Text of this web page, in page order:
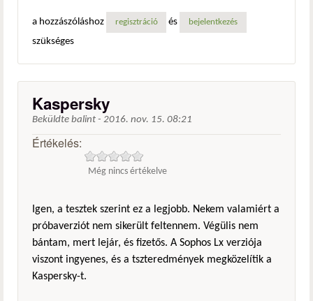
a hozzászóláshoz
regisztráció és bejelentkezés
szükséges
Kaspersky
Beküldte balint - 2016. nov. 15. 08:21
Értékelés:
Még nincs értékelve
Igen, a tesztek szerint ez a legjobb. Nekem valamiért a
próbaverziót nem sikerült feltennem. Végülis nem
bántam, mert lejár, és fizetős. A Sophos Lx verziója
viszont ingyenes, és a tszteredmények megközelítik a
Kaspersky-t.